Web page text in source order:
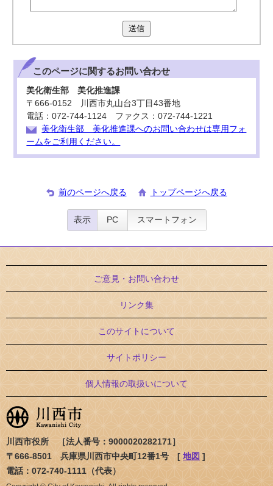
送信
このページに関するお問い合わせ
美化衛生部 美化推進課
〒666-0152 川西市丸山台3丁目43番地
電話：072-744-1124 ファクス：072-744-1221
美化衛生部 美化推進課へのお問い合わせは専用フォ
ームをご利用ください。
前のページへ戻る トップページへ戻る
表示 PC スマートフォン
ご意見・お問い合わせ
リンク集
このサイトについて
サイトポリシー
個人情報の取扱いについて
川西市役所 ［法人番号：9000020282171］
〒666-8501 兵庫県川西市中央町12番1号 [ 地図 ]
電話：072-740-1111（代表）